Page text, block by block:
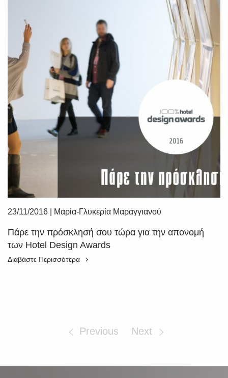
23/11/2016 Μαρία-Γλυκερία Μαραγγιανού
Πάρε την πρόσκλησή σου τώρα για την απονομή
των Hotel Design Awards
Διαβάστε Περισσότερα
Previous Next
SUBSCRIBE